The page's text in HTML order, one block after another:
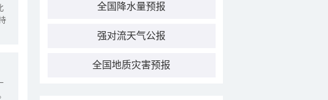
全国降水量预报
强对流天气公报
全国地质灾害预报